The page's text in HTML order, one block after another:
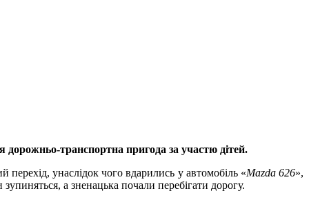
дорожньо-транспортна пригода за участю дітей.
перехід, унаслідок чого вдарились у автомобіль «Mazda626»,
а зненацька почали перебігати дорогу.